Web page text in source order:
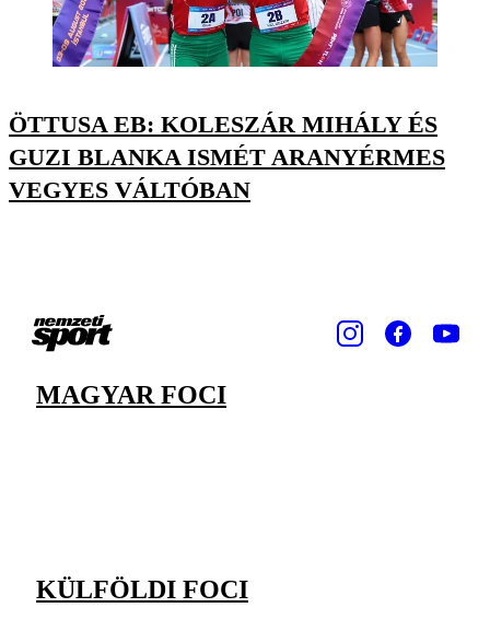
ÖTTUSA EB: KOLESZÁR MIHÁLY ÉS
GUZI BLANKA ISMÉT ARANYÉRMES
VEGYES VÁLTÓBAN
MAGYAR FOCI
KÜLFÖLDI FOCI